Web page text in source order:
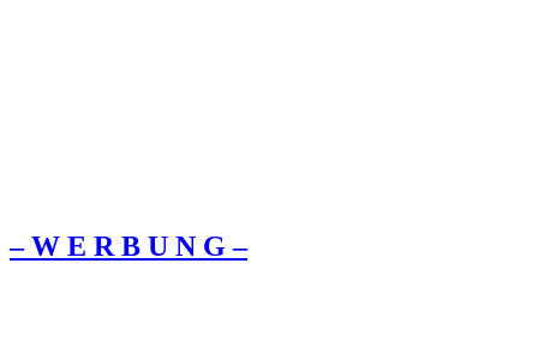
– W Ε R Β U Ν G –